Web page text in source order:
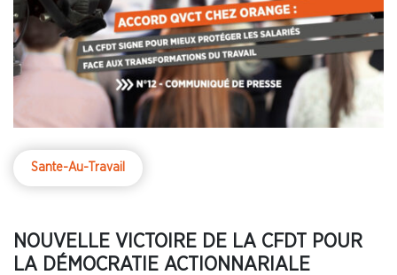
Sante-Au-Travail
NOUVELLE VICTOIRE DE LA CFDT POUR
LA DÉMOCRATIE ACTIONNARIALE